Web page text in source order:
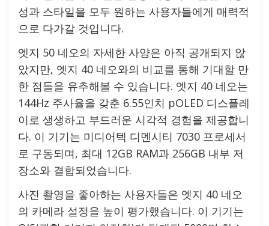
성과 스타일을 모두 원하는 사용자들에게 매력적
으로 다가갈 것입니다.
엣지 50 네오의 자세한 사양은 아직 공개되지 않
았지만, 엣지 40 네오와의 비교를 통해 기대할 만
한 점들을 유추해볼 수 있습니다. 엣지 40 네오는
144Hz 주사율을 갖춘 6.55인치 pOLED 디스플레
이로 생생하고 부드러운 시각적 경험을 제공합니
다. 이 기기는 미디어텍 디멘시티 7030 프로세서
로 구동되며, 최대 12GB RAM과 256GB 내부 저
장소와 결합되었습니다.
사진 촬영을 좋아하는 사용자들은 엣지 40 네오
의 카메라 설정을 높이 평가했습니다. 이 기기는